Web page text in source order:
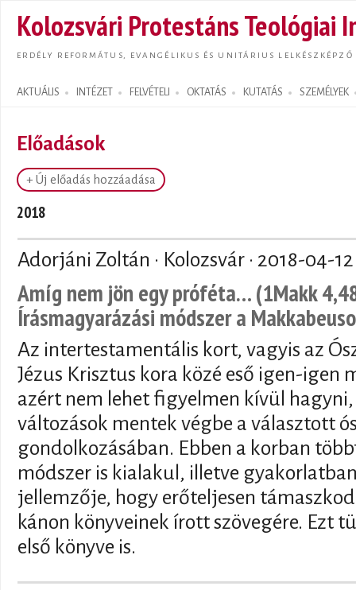
Kolozsvári Protestáns Teológiai
ERDÉLY REFORMÁTUS, EVANGÉLIKUS ÉS UNITÁRIUS LELKÉSZKÉPZŐ
AKTUÁLIS INTÉZET FELVÉTELI OKTATÁS KUTATÁS SZEMÉLYEK
Search form
Előadások
+ Új előadás hozzáadása
2018
Adorjáni Zoltán · Kolozsvár · 2018-04-12
Amíg nem jön egy próféta… (1Makk
Írásmagyarázási módszer a
Az intertestamentális kort, vagyis az
Jézus Krisztus kora közé eső igen-igen
azért nem lehet figyelmen kívül
változások mentek végbe a választott
gondolkozásában. Ebben a korban
módszer is kialakul, illetve
jellemzője, hogy erőteljesen
kánon könyveinek írott szövegére. Ezt
első könyve is.